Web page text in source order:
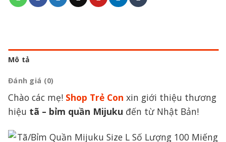
Mô tả
Đánh giá (0)
Chào các mẹ! Shop Trẻ Con xin giới thiệu thương
hiệu tã – bỉm quần Mijuku đến từ Nhật Bản!